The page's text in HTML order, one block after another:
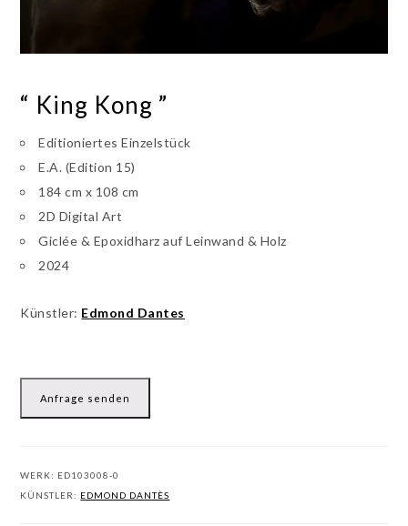
“ King Kong ”
Editioniertes Einzelstück
E.A. (Edition 15)
184 cm x 108 cm
2D Digital Art
Giclée & Epoxidharz auf Leinwand & Holz
2024
Künstler: Edmond Dantes
Anfrage senden
WERK: ED103008-0
KÜNSTLER: EDMOND DANTÈS